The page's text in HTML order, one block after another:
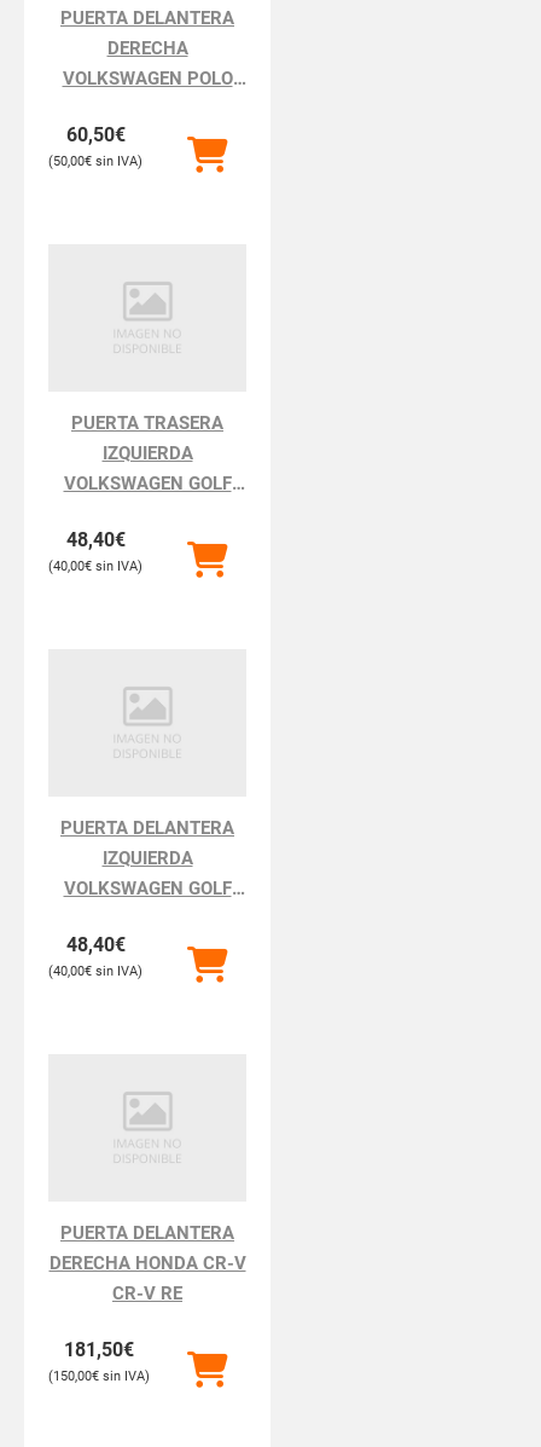
PUERTA DELANTERA
DERECHA
VOLKSWAGEN POLO
60,50€
50,00€
PUERTA TRASERA
IZQUIERDA
VOLKSWAGEN GOLF
48,40€
40,00€
PUERTA DELANTERA
IZQUIERDA
VOLKSWAGEN GOLF
48,40€
40,00€
PUERTA DELANTERA
DERECHA HONDA CR-V
CR-V RE
181,50€
150,00€